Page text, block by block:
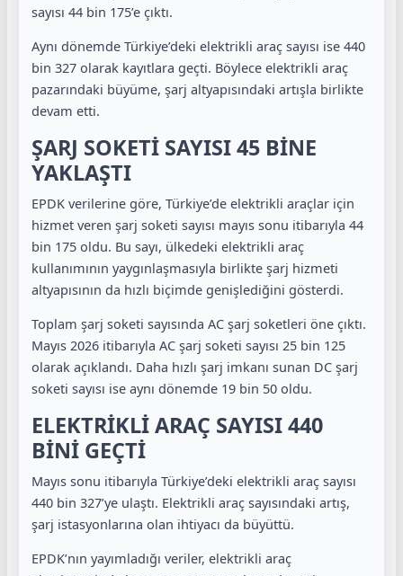
sayısı 44 bin 175’e çıktı.
Aynı dönemde Türkiye’deki elektrikli araç sayısı ise 440
bin 327 olarak kayıtlara geçti. Böylece elektrikli araç
pazarındaki büyüme, şarj altyapısındaki artışla birlikte
devam etti.
ŞARJ SOKETİ SAYISI 45 BİNE
YAKLAŞTI
EPDK verilerine göre, Türkiye’de elektrikli araçlar için
hizmet veren şarj soketi sayısı mayıs sonu itibarıyla 44
bin 175 oldu. Bu sayı, ülkedeki elektrikli araç
kullanımının yaygınlaşmasıyla birlikte şarj hizmeti
altyapısının da hızlı biçimde genişlediğini gösterdi.
Toplam şarj soketi sayısında AC şarj soketleri öne çıktı.
Mayıs 2026 itibarıyla AC şarj soketi sayısı 25 bin 125
olarak açıklandı. Daha hızlı şarj imkanı sunan DC şarj
soketi sayısı ise aynı dönemde 19 bin 50 oldu.
ELEKTRİKLİ ARAÇ SAYISI 440
BİNİ GEÇTİ
Mayıs sonu itibarıyla Türkiye’deki elektrikli araç sayısı
440 bin 327’ye ulaştı. Elektrikli araç sayısındaki artış,
şarj istasyonlarına olan ihtiyacı da büyüttü.
EPDK’nın yayımladığı veriler, elektrikli araç